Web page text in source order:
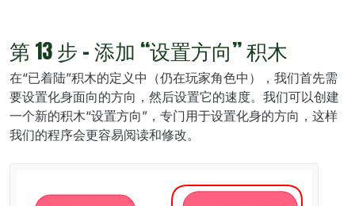
第 13 步 - 添加 “设置方向” 积木
在“已着陆”积木的定义中（仍在玩家角色中），我们首先需
要设置化身面向的方向，然后设置它的速度。我们可以创建
一个新的积木“设置方向”，专门用于设置化身的方向，这样
我们的程序会更容易阅读和修改。